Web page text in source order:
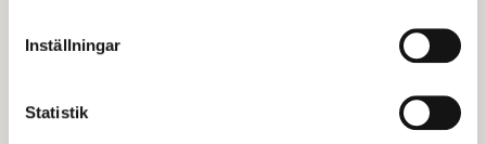
Inställningar
Statistik
Hjälpte den här informationen dig?